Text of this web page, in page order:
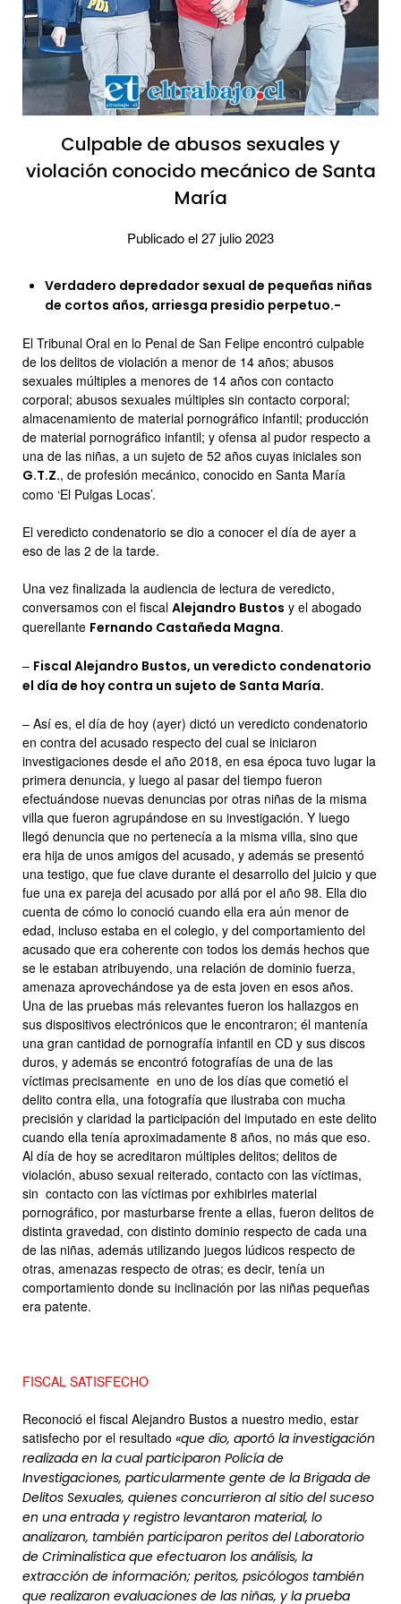
Culpable de abusos sexuales y
violación conocido mecánico de Santa
María
Publicado el 27 julio 2023
Verdadero depredador sexual de pequeñas niñas
de cortos años, arriesga presidio perpetuo.-
El Tribunal Oral en lo Penal de San Felipe encontró culpable
de los delitos de violación a menor de 14 años; abusos
sexuales múltiples a menores de 14 años con contacto
corporal; abusos sexuales múltiples sin contacto corporal;
almacenamiento de material pornográfico infantil; producción
de material pornográfico infantil; y ofensa al pudor respecto a
una de las niñas, a un sujeto de 52 años cuyas iniciales son
G.T.Z., de profesión mecánico, conocido en Santa María
como ‘El Pulgas Locas’.
El veredicto condenatorio se dio a conocer el día de ayer a
eso de las 2 de la tarde.
Una vez finalizada la audiencia de lectura de veredicto,
conversamos con el fiscal Alejandro Bustos y el abogado
querellante Fernando Castañeda Magna.
– Fiscal Alejandro Bustos, un veredicto condenatorio
el día de hoy contra un sujeto de Santa María.
– Así es, el día de hoy (ayer) dictó un veredicto condenatorio
en contra del acusado respecto del cual se iniciaron
investigaciones desde el año 2018, en esa época tuvo lugar la
primera denuncia, y luego al pasar del tiempo fueron
efectuándose nuevas denuncias por otras niñas de la misma
villa que fueron agrupándose en su investigación. Y luego
llegó denuncia que no pertenecía a la misma villa, sino que
era hija de unos amigos del acusado, y además se presentó
una testigo, que fue clave durante el desarrollo del juicio y que
fue una ex pareja del acusado por allá por el año 98. Ella dio
cuenta de cómo lo conoció cuando ella era aún menor de
edad, incluso estaba en el colegio, y del comportamiento del
acusado que era coherente con todos los demás hechos que
se le estaban atribuyendo, una relación de dominio fuerza,
amenaza aprovechándose ya de esta joven en esos años.
Una de las pruebas más relevantes fueron los hallazgos en
sus dispositivos electrónicos que le encontraron; él mantenía
una gran cantidad de pornografía infantil en CD y sus discos
duros, y además se encontró fotografías de una de las
víctimas precisamente en uno de los días que cometió el
delito contra ella, una fotografía que ilustraba con mucha
precisión y claridad la participación del imputado en este delito
cuando ella tenía aproximadamente 8 años, no más que eso.
Al día de hoy se acreditaron múltiples delitos; delitos de
violación, abuso sexual reiterado, contacto con las víctimas,
sin contacto con las víctimas por exhibirles material
pornográfico, por masturbarse frente a ellas, fueron delitos de
distinta gravedad, con distinto dominio respecto de cada una
de las niñas, además utilizando juegos lúdicos respecto de
otras, amenazas respecto de otras; es decir, tenía un
comportamiento donde su inclinación por las niñas pequeñas
era patente.
FISCAL SATISFECHO
Reconoció el fiscal Alejandro Bustos a nuestro medio, estar
satisfecho por el resultado «que dio, aportó la investigación
realizada en la cual participaron Policía de
Investigaciones, particularmente gente de la Brigada de
Delitos Sexuales, quienes concurrieron al sitio del suceso
en una entrada y registro levantaron material, lo
analizaron, también participaron peritos del Laboratorio
de Criminalística que efectuaron los análisis, la
extracción de información; peritos, psicólogos también
que realizaron evaluaciones de las niñas, y la prueba